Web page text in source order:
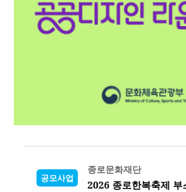
공모사업
종로문화재단
2026 종로한복축제 부